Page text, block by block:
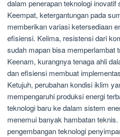
dalam penerapan teknologi inovatif
Keempat, ketergantungan pada
memberikan variasi ketersediaan
efisiensi. Kelima, resistensi dari
sudah mapan bisa memperlambat
Keenam, kurangnya tenaga ahli
dan efisiensi membuat
Ketujuh, perubahan kondisi iklim
mempengaruhi produksi energi
teknologi baru ke dalam sistem
menemui banyak hambatan
pengembangan teknologi